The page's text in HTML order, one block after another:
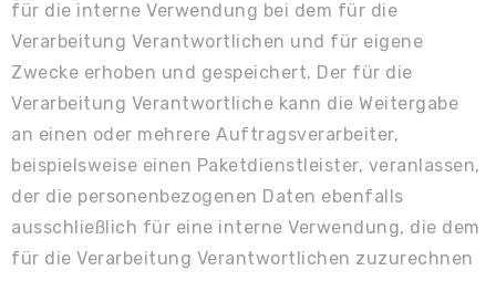
für die interne Verwendung bei dem für die
Verarbeitung Verantwortlichen und für eigene
Zwecke erhoben und gespeichert. Der für die
Verarbeitung Verantwortliche kann die Weitergabe
an einen oder mehrere Auftragsverarbeiter,
beispielsweise einen Paketdienstleister, veranlassen,
der die personenbezogenen Daten ebenfalls
ausschließlich für eine interne Verwendung, die dem
für die Verarbeitung Verantwortlichen zuzurechnen